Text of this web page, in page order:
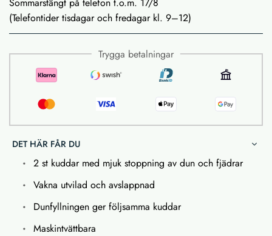
(Telefontider tisdagar och fredagar kl. 9–12)
Trygga betalningar
DET HÄR FÅR DU
2 st kuddar med mjuk stoppning av dun och fjädrar
Vakna utvilad och avslappnad
Dunfyllningen ger följsamma kuddar
Maskintvättbara